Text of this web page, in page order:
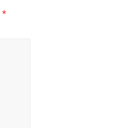
*